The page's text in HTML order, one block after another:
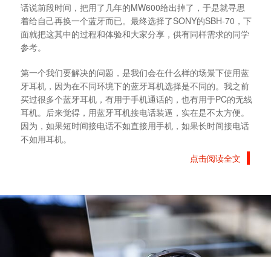
话说前段时间，把用了几年的MW600给出掉了，于是就寻思
着给自己再换一个蓝牙而已。最终选择了SONY的SBH-70，下
面就把这其中的过程和体验和大家分享，供有同样需求的同学
参考。
第一个我们要解决的问题，是我们会在什么样的场景下使用蓝
牙耳机，因为在不同环境下的蓝牙耳机选择是不同的。我之前
买过很多个蓝牙耳机，有用于手机通话的，也有用于PC的无线
耳机。后来觉得，用蓝牙耳机接电话装逼，实在是不太方便。
因为，如果短时间接电话不如直接用手机，如果长时间接电话
不如用耳机。
点击阅读全文